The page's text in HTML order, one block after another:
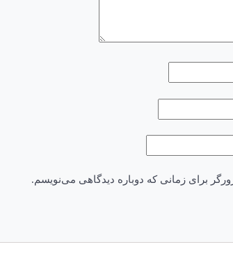
برای زمانی که دوباره دیدگاهی می‌نویسم.